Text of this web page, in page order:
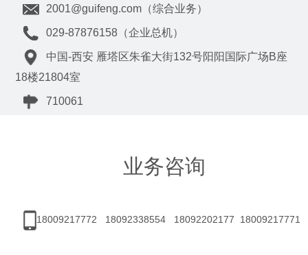
2001@guifeng.com（综合业务）
029-87876158（企业总机）
中国-西安 雁塔区朱雀大街132号阳阳国际广场B座
18楼21804室
710061
业务咨询
18009217772 18092338554 18092202177 18009217771